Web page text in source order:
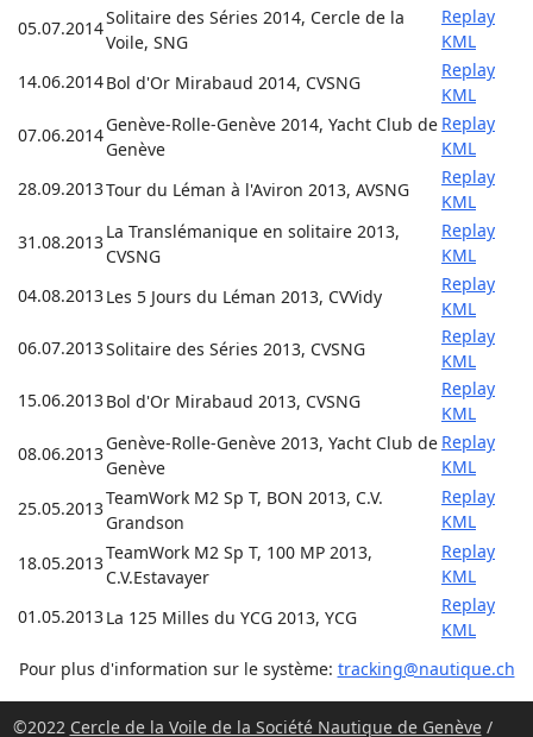
05.07.2014Solitaire des Séries 2014, Cercle de la
Voile, SNG
Replay
KML
14.06.2014Bol d'Or Mirabaud 2014, CVSNG
Replay
KML
07.06.2014Genève-Rolle-Genève 2014, Yacht Club de
Genève
Replay
KML
28.09.2013Tour du Léman à l'Aviron 2013, AVSNG
Replay
KML
31.08.2013La Translémanique en solitaire 2013,
CVSNG
Replay
KML
04.08.2013Les 5 Jours du Léman 2013, CVVidy
Replay
KML
06.07.2013Solitaire des Séries 2013, CVSNG
Replay
KML
15.06.2013Bol d'Or Mirabaud 2013, CVSNG
Replay
KML
08.06.2013Genève-Rolle-Genève 2013, Yacht Club de
Genève
Replay
KML
25.05.2013TeamWork M2 Sp T, BON 2013, C.V.
Grandson
Replay
KML
18.05.2013TeamWork M2 Sp T, 100 MP 2013,
C.V.Estavayer
Replay
KML
01.05.2013La 125 Milles du YCG 2013, YCG
Replay
KML
Pour plus d'information sur le système: tracking@nautique.ch
©2022 Cercle de la Voile de la Société Nautique de Genève/